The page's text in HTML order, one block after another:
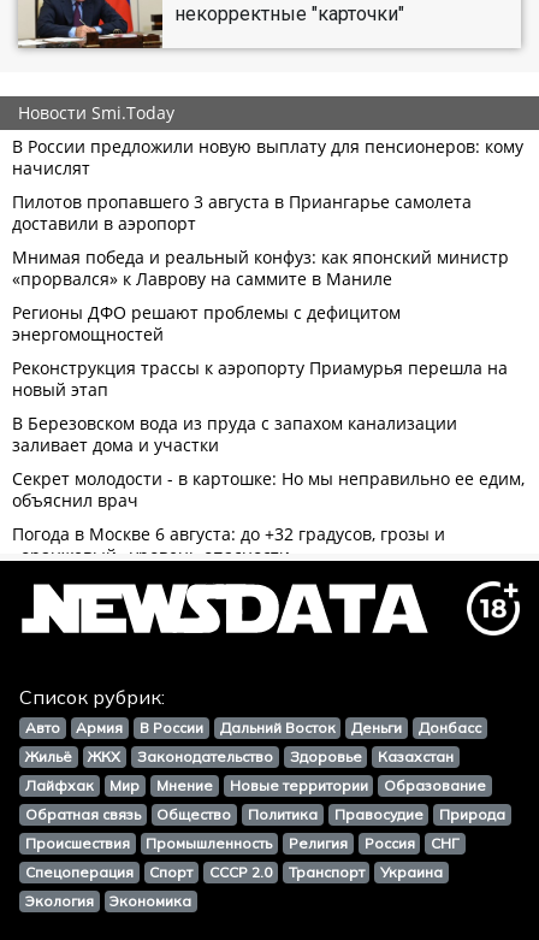
некорректные "карточки"
Список рубрик:
Авто Армия В России Дальний Восток Деньги
Донбасс
Жильё
ЖКХ Законодательство Здоровье
Казахстан
Лайфхак
Мир Мнение Новые территории
Образование
Обратная связь
Общество Политика Правосудие
Природа
Происшествия
Промышленность Религия Россия
СНГ
Спецоперация
Спорт СССР 2.0 Транспорт
Украина
Экология
Экономика